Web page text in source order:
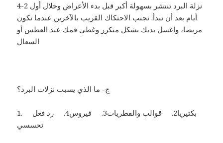
نزلة البرد تنتشر بسهولة أكبر قبل بدء الأعراض وخلال أول 2-4
أيام بعد أن تبدأ. تجنب الاحتكاك القريب بالآخرين عندما تكون
مريضا، واغسل يديك بشكل متكرر وغطي فمك عند العطس أو
السعال
ج- ما الذي يسبب نزلات البرد؟
1. بكتيريا2. قوالب والفطريات3. فيروس4. رد فعل
تحسسي